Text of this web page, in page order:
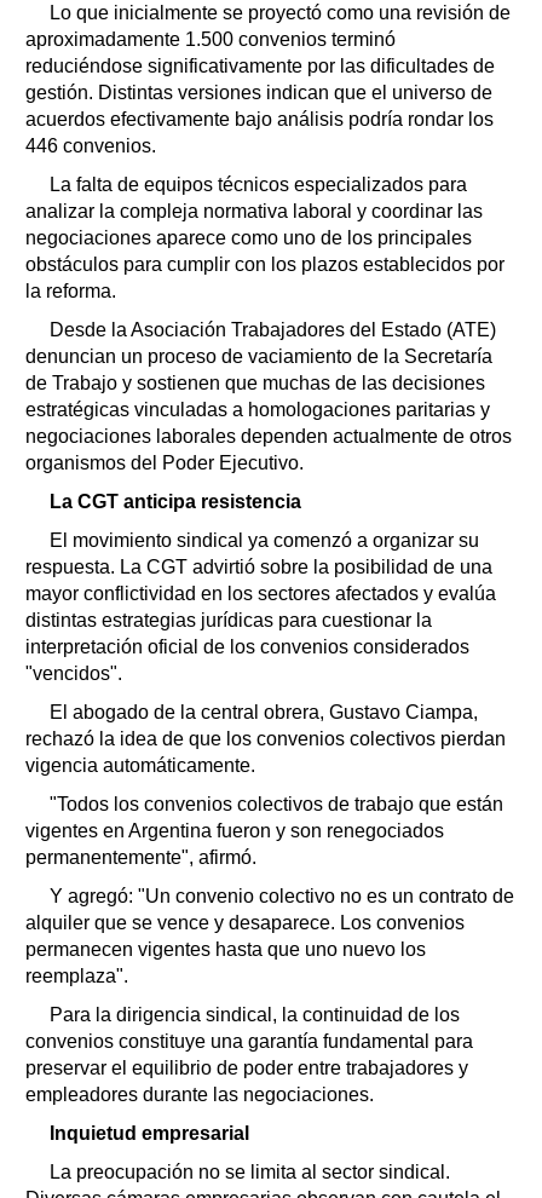
Lo que inicialmente se proyectó como una revisión de
aproximadamente 1.500 convenios terminó
reduciéndose significativamente por las dificultades de
gestión. Distintas versiones indican que el universo de
acuerdos efectivamente bajo análisis podría rondar los
446 convenios.
La falta de equipos técnicos especializados para
analizar la compleja normativa laboral y coordinar las
negociaciones aparece como uno de los principales
obstáculos para cumplir con los plazos establecidos por
la reforma.
Desde la Asociación Trabajadores del Estado (ATE)
denuncian un proceso de vaciamiento de la Secretaría
de Trabajo y sostienen que muchas de las decisiones
estratégicas vinculadas a homologaciones paritarias y
negociaciones laborales dependen actualmente de otros
organismos del Poder Ejecutivo.
La CGT anticipa resistencia
El movimiento sindical ya comenzó a organizar su
respuesta. La CGT advirtió sobre la posibilidad de una
mayor conflictividad en los sectores afectados y evalúa
distintas estrategias jurídicas para cuestionar la
interpretación oficial de los convenios considerados
"vencidos".
El abogado de la central obrera, Gustavo Ciampa,
rechazó la idea de que los convenios colectivos pierdan
vigencia automáticamente.
"Todos los convenios colectivos de trabajo que están
vigentes en Argentina fueron y son renegociados
permanentemente", afirmó.
Y agregó: "Un convenio colectivo no es un contrato de
alquiler que se vence y desaparece. Los convenios
permanecen vigentes hasta que uno nuevo los
reemplaza".
Para la dirigencia sindical, la continuidad de los
convenios constituye una garantía fundamental para
preservar el equilibrio de poder entre trabajadores y
empleadores durante las negociaciones.
Inquietud empresarial
La preocupación no se limita al sector sindical.